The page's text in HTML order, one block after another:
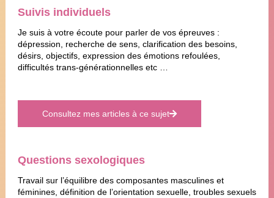
Suivis individuels
Je suis à votre écoute pour parler de vos épreuves :
dépression, recherche de sens, clarification des besoins,
désirs, objectifs, expression des émotions refoulées,
difficultés trans-générationnelles etc …
Consultez mes articles à ce sujet
Questions sexologiques
Travail sur l’équilibre des composantes masculines et
féminines, définition de l’orientation sexuelle, troubles sexuels